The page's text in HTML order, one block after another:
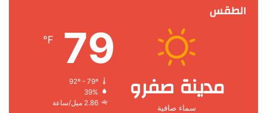
الطقس
مدينة صفرو
سماء صافية
79
℉
92º - 79º
39%
2.86 ميل/ساعة